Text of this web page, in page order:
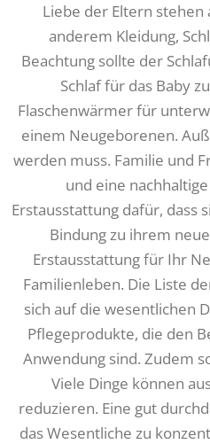
Liebe der Eltern
anderem Kleidung,
Beachtung sollte der
Schlaf für das Baby
Flaschenwärmer für
einem Neugeborenen.
werden muss. Familie und
und eine
Erstausstattung dafür, dass
Bindung zu ihrem
Erstausstattung für Ihr
Familienleben. Die Liste
sich auf die wesentlichen
Pflegeprodukte, die den
Anwendung sind. Zudem
Viele Dinge können
reduzieren. Eine gut
das Wesentliche zu